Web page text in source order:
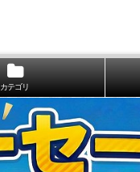
カテゴリ